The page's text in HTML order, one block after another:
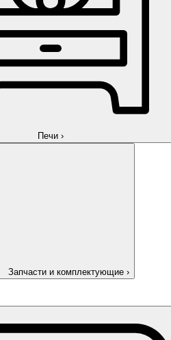
Печи ›
Запчасти и комплектующие ›